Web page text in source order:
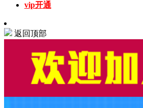
vip开通
返回顶部